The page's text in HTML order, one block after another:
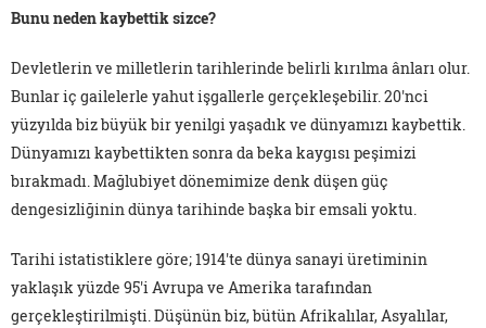
Bunu neden kaybettik sizce?
Devletlerin ve milletlerin tarihlerinde belirli kırılma ânları olur.
Bunlar iç gailelerle yahut işgallerle gerçekleşebilir. 20'nci
yüzyılda biz büyük bir yenilgi yaşadık ve dünyamızı kaybettik.
Dünyamızı kaybettikten sonra da beka kaygısı peşimizi
bırakmadı. Mağlubiyet dönemimize denk düşen güç
dengesizliğinin dünya tarihinde başka bir emsali yoktu.
Tarihi istatistiklere göre; 1914'te dünya sanayi üretiminin
yaklaşık yüzde 95'i Avrupa ve Amerika tarafından
gerçekleştirilmişti. Düşünün biz, bütün Afrikalılar, Asyalılar,